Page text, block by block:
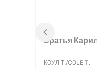
Братья
ПРОИЗВОДИТЕЛЬ
КОУЛ Т./COLE T.